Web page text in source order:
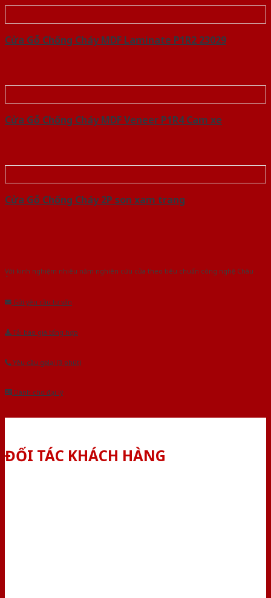
Cửa Gỗ Chống Cháy MDF Laminate P1R2 23029
Cửa Gỗ Chống Cháy MDF Veneer P1R4 Cam xe
Cửa Gỗ Chống Cháy 2P son xam trang
Với kinh nghiệm nhiêu năm nghiên cứu cửa theo tiêu chuẩn công nghệ Châu
Âu.Chúng tôi tự tin là nhà sản xuất & cung cấp hàng đầu tại Việt Nam!
Gửi yêu cầu tư vấn
Tải báo giá tổng hợp
Yêu cầu gọi lại (3 phút)
Dành cho đại lý
ĐỐI TÁC KHÁCH HÀNG